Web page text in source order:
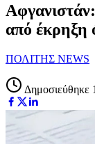
από έκρηξη
ΠΟΛΙΤΗΣ NEWS
Δημοσιεύθηκε